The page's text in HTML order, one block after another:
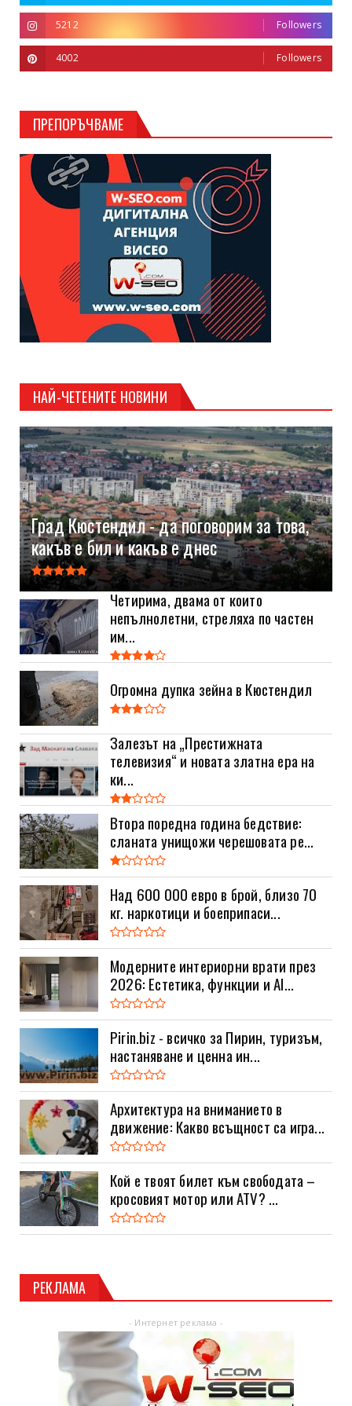
5212 Followers
4002 Followers
ПРЕПОРЪЧВАМЕ
НАЙ-ЧЕТЕНИТЕ НОВИНИ
Град Кюстендил - да поговорим за това,
какъв е бил и какъв е днес
Четирима, двама от които
непълнолетни, стреляха по частен
им...
Огромна дупка зейна в Кюстендил
Залезът на „Престижната
телевизия“ и новата златна ера на
ки...
Втора поредна година бедствие:
сланата унищожи черешовата ре...
Над 600 000 евро в брой, близо 70
кг. наркотици и боеприпаси...
Модерните интериорни врати през
2026: Естетика, функции и AI...
Pirin.biz - всичко за Пирин, туризъм,
настаняване и ценна ин...
Архитектура на вниманието в
движение: Какво всъщност са игра...
Кой е твоят билет към свободата –
кросовият мотор или ATV? ...
РЕКЛАМА
- Интернет реклама -